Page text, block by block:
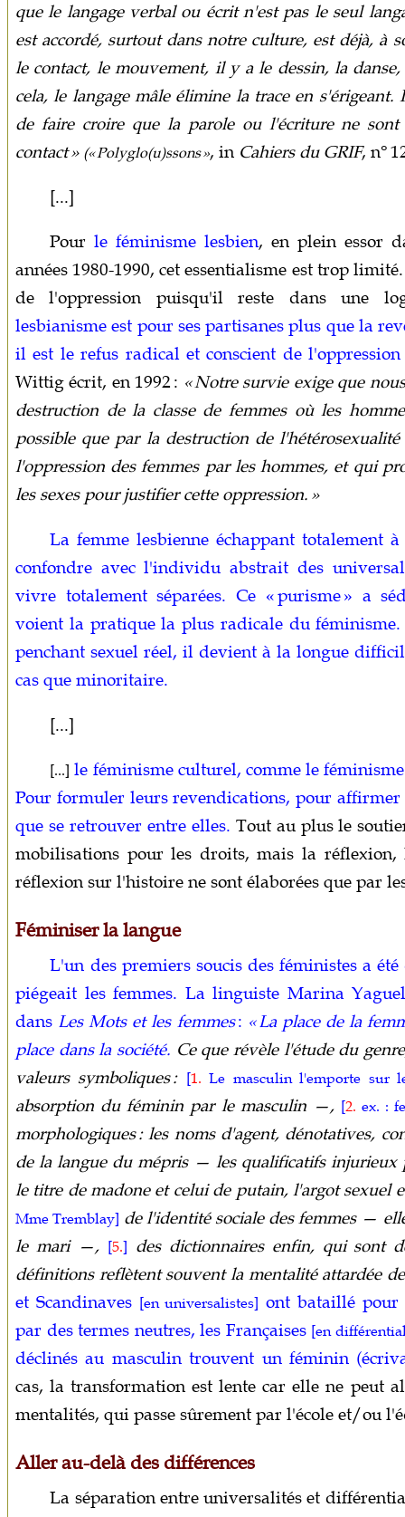
que le langage verbal ou écrit n'est pas le seul
est accordé, surtout dans notre culture, est déjà, à
le contact, le mouvement, il y a le dessin, la
cela, le langage mâle élimine la trace en
de faire croire que la parole ou l'écriture ne
contact » (« Polyglo(u)ssons », in Cahiers du GRIF, n°
[...]
Pourle féminisme lesbien, en plein essor
années 1980-1990, cet essentialisme est trop
de l'oppression puisqu'il reste dans une
lesbianisme est pour ses partisanes plus que la
il est le refus radical et conscient de l'oppression
Wittig écrit, en 1992 : « Notre survie exige que
destruction de la classe de femmes où les
possible que par la destruction de
l'oppression des femmes par les hommes, et qui
les sexes pour justifier cette oppression. »
La femme lesbienne échappant totalement
confondre avec l'individu abstrait des
vivre totalement séparées. Ce « purisme » a
voient la pratique la plus radicale du féminisme.
penchant sexuel réel, il devient à la longue
cas que minoritaire.
[...]
[...] le féminisme culturel, comme le
Pour formuler leurs revendications, pour
que se retrouver entre elles. Tout au plus le
mobilisations pour les droits, mais la
réflexion sur l'histoire ne sont élaborées que par
Féminiser la langue
L'un des premiers soucis des féministes a
piégeait les femmes. La linguiste Marina
dans Les Mots et les femmes: « La place de la
place dans la société. Ce que révèle l'étude du
valeurs symboliques : [1. Le masculin l'emporte sur
absorption du féminin par le masculin —, [2. ex. :
morphologiques : les noms d'agent, dénotatives,
de la langue du mépris — les qualificatifs injurieux
le titre de madone et celui de putain, l'argot sexuel
Mme Tremblay] de l'identité sociale des femmes —
le mari —, [5.] des dictionnaires enfin, qui sont
définitions reflètent souvent la mentalité attardée
et Scandinaves [en universalistes] ont bataillé pour
par des termes neutres, les Françaises [en
déclinés au masculin trouvent un féminin
cas, la transformation est lente car elle ne peut
mentalités, qui passe sûrement par l'école et/ou
Aller au-delà des différences
La séparation entre universalités et